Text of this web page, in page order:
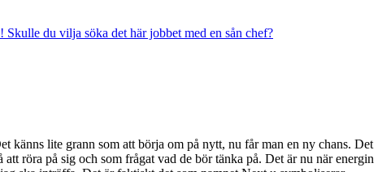
du vilja söka det här jobbet med en sån chef?
känns lite grann som att börja om på nytt, nu får man en ny chans. Det
röra på sig och som frågat vad de bör tänka på. Det är nu när energin